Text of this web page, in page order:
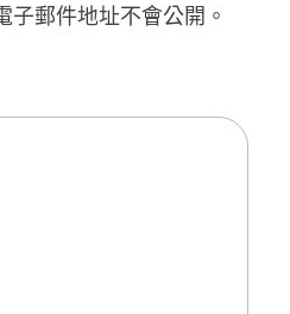
郵件地址不會公開。